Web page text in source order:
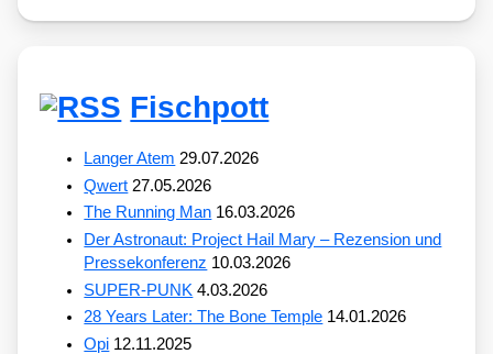
Fischpott
Langer Atem 29.07.2026
Qwert 27.05.2026
The Running Man 16.03.2026
Der Astronaut: Project Hail Mary – Rezension und
Pressekonferenz 10.03.2026
SUPER-PUNK 4.03.2026
28 Years Later: The Bone Temple 14.01.2026
Opi 12.11.2025